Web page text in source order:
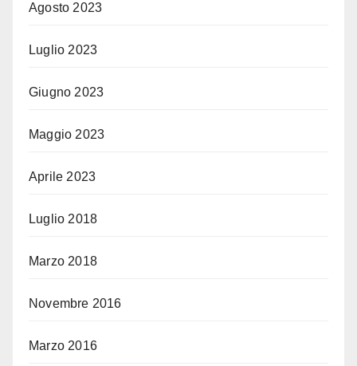
Agosto 2023
Luglio 2023
Giugno 2023
Maggio 2023
Aprile 2023
Luglio 2018
Marzo 2018
Novembre 2016
Marzo 2016